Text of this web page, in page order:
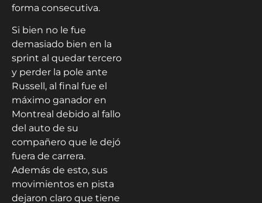
forma consecutiva.
Si bien no le fue
demasiado bien en la
sprint al quedar tercero
y perder la pole ante
Russell, al final fue el
máximo ganador en
Montreal debido al fallo
del auto de su
compañero que le dejó
fuera de carrera.
Además de esto, sus
movimientos en pista
dejaron claro que tiene